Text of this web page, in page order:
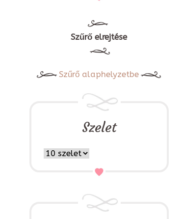
Szűrő elrejtése
Szűrő alaphelyzetbe
Szelet